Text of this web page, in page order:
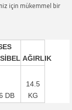
için mükemmel bir
AĞIRLIK
DB
14.5
KG